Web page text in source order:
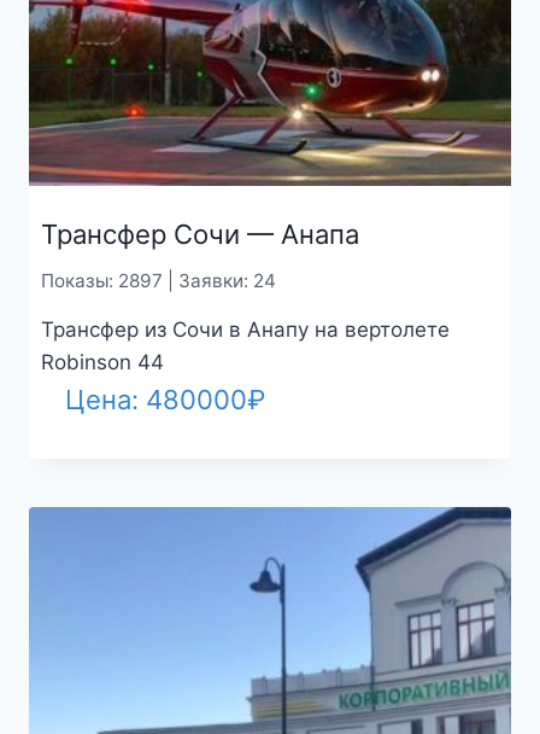
Трансфер Сочи — Анапа
Показы: 2897 | Заявки: 24
Трансфер из Сочи в Анапу на вертолете
Robinson 44
Цена: 480000₽